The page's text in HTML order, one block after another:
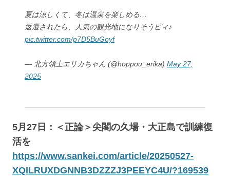
夏は涼しくて、冬は温泉を楽しめる…
返還されたら、人気の観光地になりそうピィ♪
pic.twitter.com/p7D5BuGoyf
— 北方領土エリカちゃん (@hoppou_erika) May 27,
2025
5月27日：＜正論＞尖閣の久場・大正島で訓練復
活を
https://www.sankei.com/article/20250527-
XQILRUXDGNNB3DZZZJ3PEEYC4U/?169539